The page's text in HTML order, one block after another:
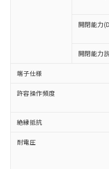
開閉能力
開閉能力
端子仕様
許容操作頻度
絶縁抵抗
耐電圧
以下の条件をお読
本サービス
商品の当社
(税抜)を提供
当社制御機
本サービス
ことをご了承
非含有に対応した
対応予定：EU
有に対応した製品
対応予定なし：
非含有に非対応の
調査・確認中：EU
非含有の対応状況
非該当品：ライセ
害物質有無と関係
仕入先様の事情に
いたものが、含有
「○」：最大均質
「×」：最大均質
基準値を超えてい
当社は、これ